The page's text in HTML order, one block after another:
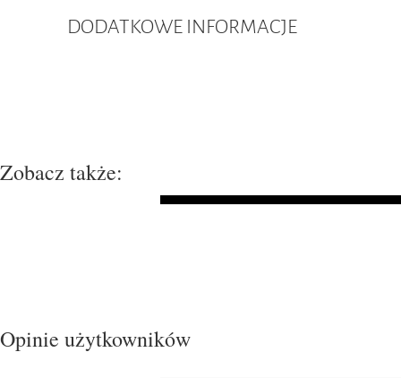
DODATKOWE INFORMACJE
Zobacz także:
Opinie użytkowników